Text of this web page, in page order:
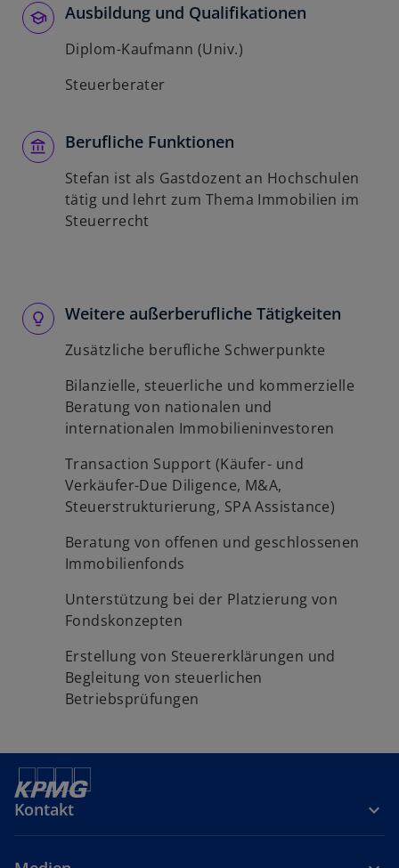
Ausbildung und Qualifikationen
Diplom-Kaufmann (Univ.)
Steuerberater
Berufliche Funktionen
Stefan ist als Gastdozent an Hochschulen
tätig und lehrt zum Thema Immobilien im
Steuerrecht
Weitere außerberufliche Tätigkeiten
Zusätzliche berufliche Schwerpunkte
Bilanzielle, steuerliche und kommerzielle
Beratung von nationalen und
internationalen Immobilieninvestoren
Transaction Support (Käufer- und
Verkäufer-Due Diligence, M&A,
Steuerstrukturierung, SPA Assistance)
Beratung von offenen und geschlossenen
Immobilienfonds
Unterstützung bei der Platzierung von
Fondskonzepten
Erstellung von Steuererklärungen und
Begleitung von steuerlichen
Betriebsprüfungen
Kontakt